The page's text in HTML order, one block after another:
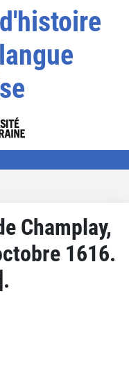
Champlay,
1616.